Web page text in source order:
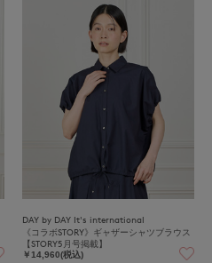
DAY by DAY It's international
《コラボSTORY》ギャザーシャツブラウス
【STORY5月号掲載】
￥14,960(税込)